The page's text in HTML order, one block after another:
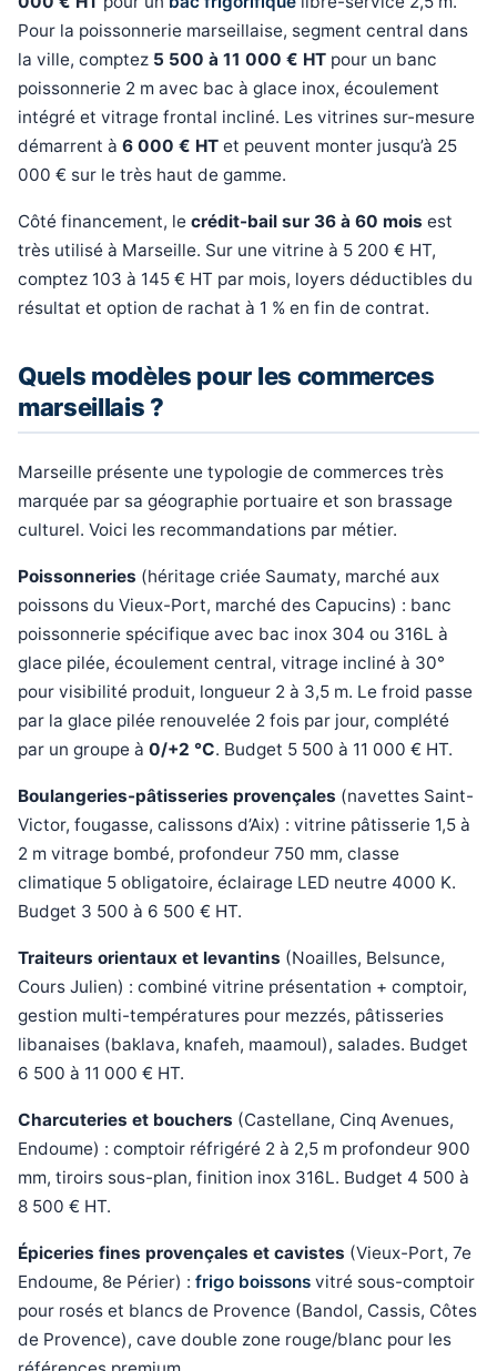
Pour la poissonnerie marseillaise, segment central dans
la ville, comptez 5 500 à 11 000 € HT pour un banc
poissonnerie 2 m avec bac à glace inox, écoulement
intégré et vitrage frontal incliné. Les vitrines sur-mesure
démarrent à 6 000 € HT et peuvent monter jusqu’à 25
000 € sur le très haut de gamme.
Côté financement, le crédit-bail sur 36 à 60 mois est
très utilisé à Marseille. Sur une vitrine à 5 200 € HT,
comptez 103 à 145 € HT par mois, loyers déductibles du
résultat et option de rachat à 1 % en fin de contrat.
Quels modèles pour les commerces
marseillais ?
Marseille présente une typologie de commerces très
marquée par sa géographie portuaire et son brassage
culturel. Voici les recommandations par métier.
Poissonneries (héritage criée Saumaty, marché aux
poissons du Vieux-Port, marché des Capucins) : banc
poissonnerie spécifique avec bac inox 304 ou 316L à
glace pilée, écoulement central, vitrage incliné à 30°
pour visibilité produit, longueur 2 à 3,5 m. Le froid passe
par la glace pilée renouvelée 2 fois par jour, complété
par un groupe à 0/+2 °C. Budget 5 500 à 11 000 € HT.
Boulangeries-pâtisseries provençales (navettes Saint-
Victor, fougasse, calissons d’Aix) : vitrine pâtisserie 1,5 à
2 m vitrage bombé, profondeur 750 mm, classe
climatique 5 obligatoire, éclairage LED neutre 4000 K.
Budget 3 500 à 6 500 € HT.
Traiteurs orientaux et levantins (Noailles, Belsunce,
Cours Julien) : combiné vitrine présentation + comptoir,
gestion multi-températures pour mezzés, pâtisseries
libanaises (baklava, knafeh, maamoul), salades. Budget
6 500 à 11 000 € HT.
Charcuteries et bouchers (Castellane, Cinq Avenues,
Endoume) : comptoir réfrigéré 2 à 2,5 m profondeur 900
mm, tiroirs sous-plan, finition inox 316L. Budget 4 500 à
8 500 € HT.
Épiceries fines provençales et cavistes (Vieux-Port, 7e
Endoume, 8e Périer) : frigo boissons vitré sous-comptoir
pour rosés et blancs de Provence (Bandol, Cassis, Côtes
de Provence), cave double zone rouge/blanc pour les